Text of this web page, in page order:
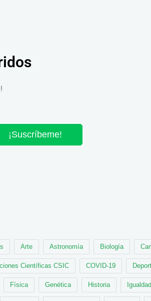
¡Suscríbeme!
Arte Astronomía Biología
Científicas CSIC COVID-19
Física Genética Historia